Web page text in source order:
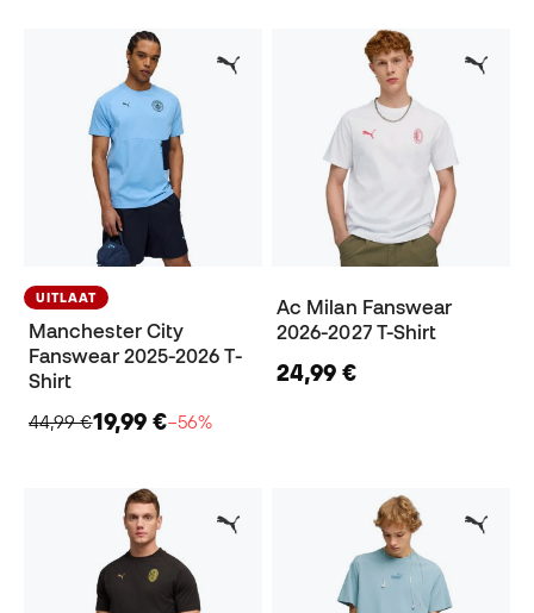
UITLAAT
Manchester City
Fanswear 2025-2026 T-
Shirt
44,99 €19,99 €−56%
Ac Milan Fanswear
2026-2027 T-Shirt
24,99 €